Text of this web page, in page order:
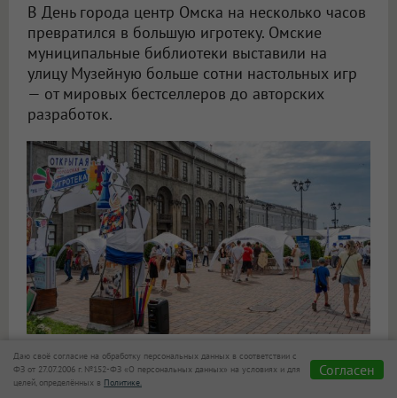
В День города центр Омска на несколько часов
превратился в большую игротеку. Омские
муниципальные библиотеки выставили на
улицу Музейную больше сотни настольных игр
— от мировых бестселлеров до авторских
разработок.
Фото: Александр Калашников
Даю своё согласие на обработку персональных данных в соответствии с
ФЗ от 27.07.2006 г. №152-ФЗ «О персональных данных» на условиях и для
целей, определённых в Политике.
Согласен